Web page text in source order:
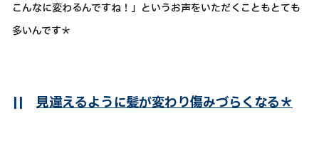
こんなに変わるんですね！」というお声をいただくこともとても
多いんです＊
|| 見違えるように髪が変わり傷みづらくなる＊